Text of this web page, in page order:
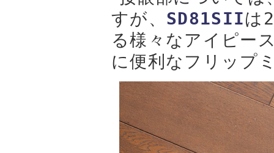
すが、 SD81SIIは
る様々なアイピー
に便利なフリップ